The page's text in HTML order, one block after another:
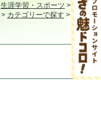
生涯学習・スポーツ >講座・
> カテゴリーで探す >交流・